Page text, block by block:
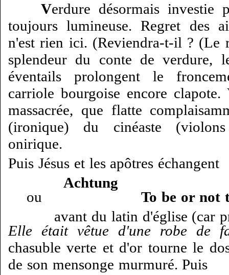
Verdure désormais investie
toujours lumineuse. Regret des
n'est rien ici. (Reviendra-t-il ? (Le
splendeur du conte de verdure,
éventails prolongent le
carriole bourgoise encore
massacrée, que flatte
(ironique) du cinéaste
onirique.
Puis Jésus et les apôtres échangent
Achtung
ouTo be or not
avant du latin d'église (car
Elle était vêtue d'une robe de
chasuble verte et d'or tourne le
de son mensonge murmuré. Puis